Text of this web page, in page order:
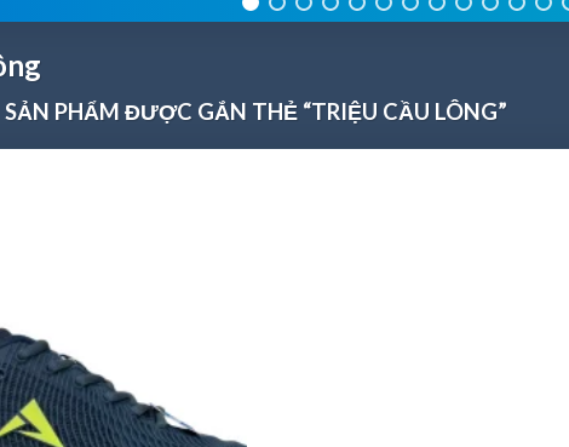
SẢN PHẨM ĐƯỢC GẮN THẺ “TRIỆU CẦU LÔNG”